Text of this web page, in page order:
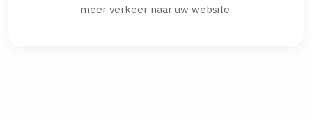
meer verkeer naar uw website.